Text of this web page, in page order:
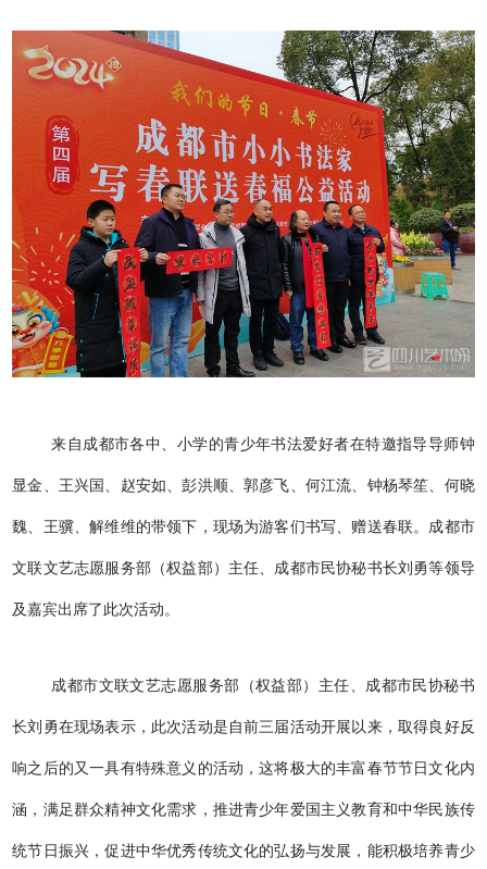
来自成都市各中、小学的青少年书法爱好者在特邀指导导师钟
显金、王兴国、赵安如、彭洪顺、郭彦飞、何江流、钟杨琴笙、何晓
魏、王骥、解维维的带领下，现场为游客们书写、赠送春联。成都市
文联文艺志愿服务部（权益部）主任、成都市民协秘书长刘勇等领导
及嘉宾出席了此次活动。
成都市文联文艺志愿服务部（权益部）主任、成都市民协秘书
长刘勇在现场表示，此次活动是自前三届活动开展以来，取得良好反
响之后的又一具有特殊意义的活动，这将极大的丰富春节节日文化内
涵，满足群众精神文化需求，推进青少年爱国主义教育和中华民族传
统节日振兴，促进中华优秀传统文化的弘扬与发展，能积极培养青少